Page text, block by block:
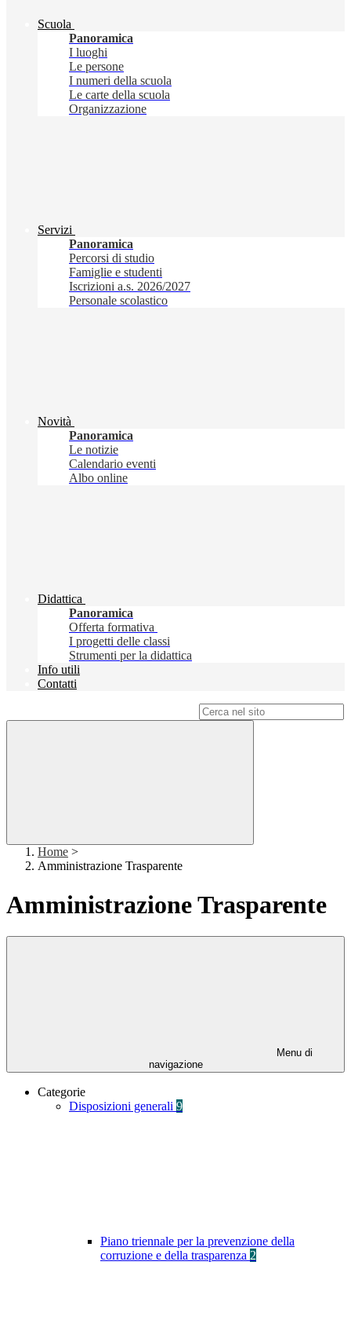
Scuola
Panoramica
I luoghi
Le persone
I numeri della scuola
Le carte della scuola
Organizzazione
Servizi
Panoramica
Percorsi di studio
Famiglie e studenti
Iscrizioni a.s. 2026/2027
Personale scolastico
Novità
Panoramica
Le notizie
Calendario eventi
Albo online
Didattica
Panoramica
Offerta formativa
I progetti delle classi
Strumenti per la didattica
Info utili
Contatti
Home >
Amministrazione Trasparente
Amministrazione Trasparente
Menu di
navigazione
Categorie
Disposizioni generali 9
Piano triennale per la prevenzione della
corruzione e della trasparenza 2